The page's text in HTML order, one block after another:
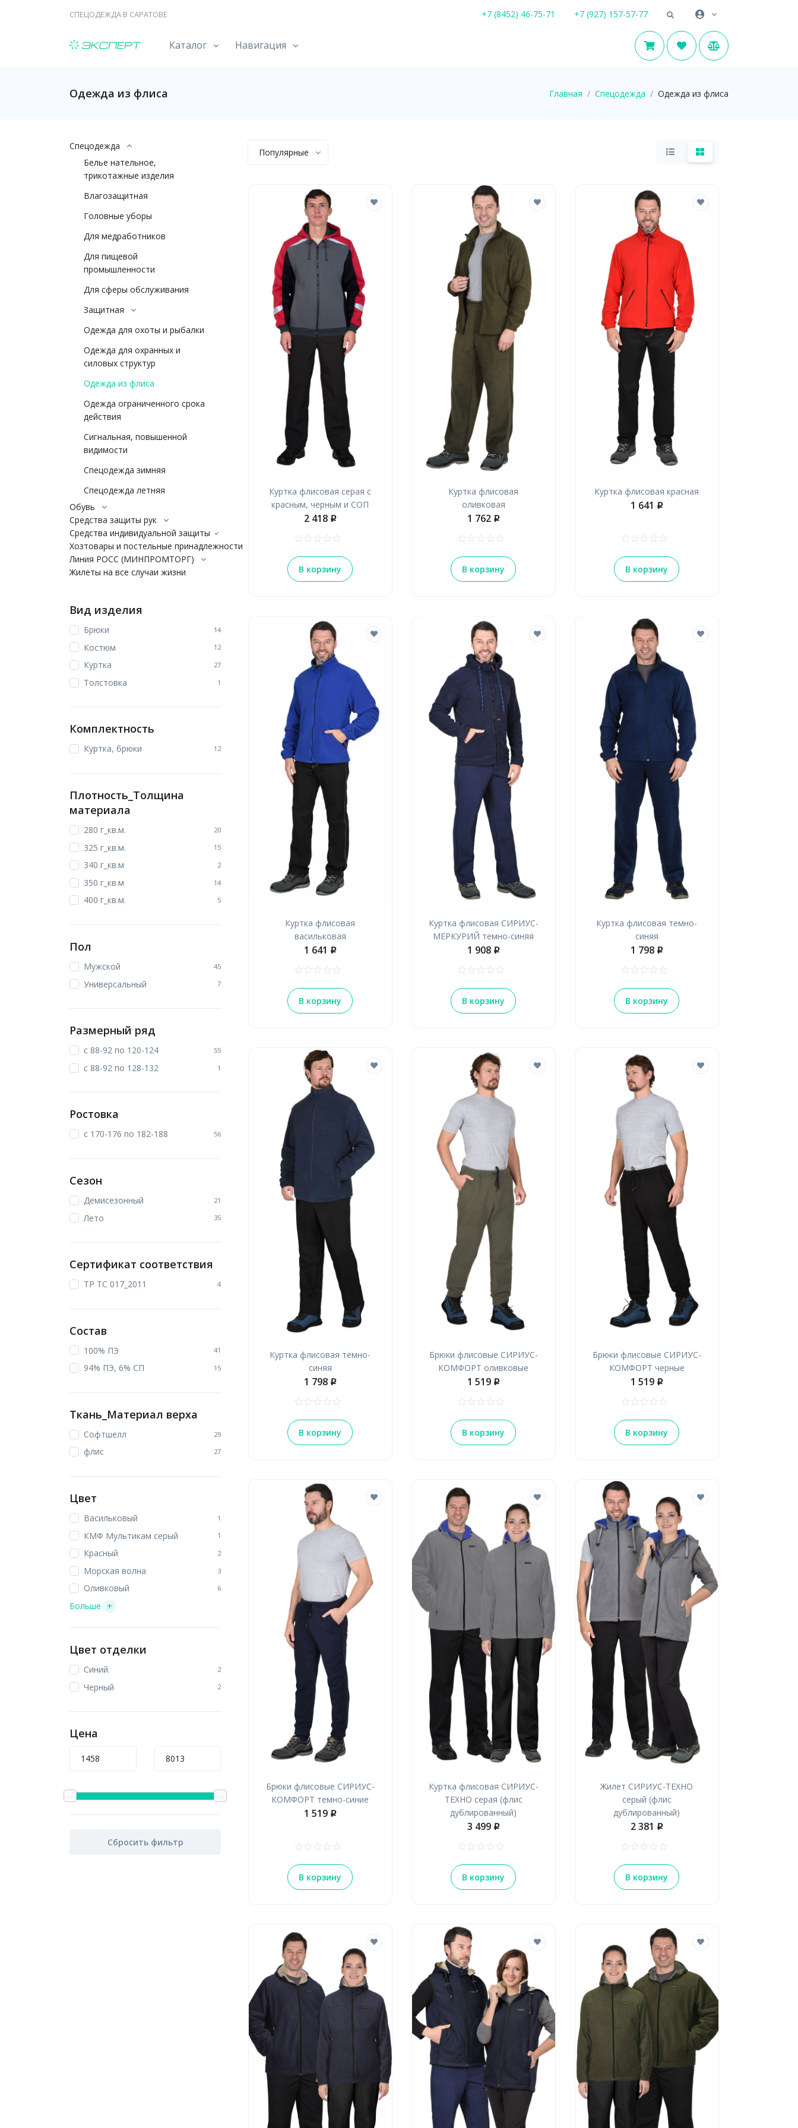
СПЕЦОДЕЖДА В САРАТОВЕ +7 (8452) 46-75-71 +7 (927) 157-57-77
Каталог Навигация
Одежда из флиса Главная Спецодежда Одежда из флиса
Спецодежда
Белье нательное,
трикотажные изделия
Влагозащитная
Головные уборы
Для медработников
Для пищевой
промышленности
Для сферы обслуживания
Защитная
Одежда для охоты и рыбалки
Одежда для охранных и
силовых структур
Одежда из флиса
Одежда ограниченного срока
действия
Сигнальная, повышенной
видимости
Спецодежда зимняя
Спецодежда летняя
Обувь
Средства защиты рук
Средства индивидуальной защиты
Хозтовары и постельные принадлежности
Линия РОСС (МИНПРОМТОРГ)
Жилеты на все случаи жизни
Вид изделия
Брюки 14
Костюм 12
Куртка 27
Толстовка 1
Комплектность
Куртка, брюки 12
Плотность_Толщина
материала
280 г_кв.м. 20
325 г_кв.м. 15
340 г_кв.м 2
350 г_кв.м 14
400 г_кв.м. 5
Пол
Мужской 45
Универсальный 7
Размерный ряд
с 88-92 по 120-124 55
с 88-92 по 128-132 1
Ростовка
с 170-176 по 182-188 56
Сезон
Демисезонный 21
Лето 35
Сертификат соответствия
ТР ТС 017_2011 4
Состав
100% ПЭ 41
94% ПЭ, 6% СП 15
Ткань_Материал верха
Софтшелл 29
флис 27
Цвет
Васильковый 1
КМФ Мультикам серый 1
Красный 2
Морская волна 3
Оливковый 6
Больше +
Цвет отделки
Синий. 2
Черный 2
Цена
Сбросить фильтр
Популярные
Куртка флисовая серая с
красным, черным и СОП
2 418 p
В корзину
Куртка флисовая
оливковая
1 762 p
В корзину
Куртка флисовая красная
1 641 p
В корзину
Куртка флисовая
васильковая
1 641 p
В корзину
Куртка флисовая СИРИУС-
МЕРКУРИЙ темно-синяя
1 908 p
В корзину
Куртка флисовая темно-
синяя
1 798 p
В корзину
Куртка флисовая темно-
синяя
1 798 p
В корзину
Брюки флисовые СИРИУС-
КОМФОРТ оливковые
1 519 p
В корзину
Брюки флисовые СИРИУС-
КОМФОРТ черные
1 519 p
В корзину
Брюки флисовые СИРИУС-
КОМФОРТ темно-синие
1 519 p
В корзину
Куртка флисовая СИРИУС-
ТЕХНО серая (флис
дублированный)
3 499 p
В корзину
Жилет СИРИУС-ТЕХНО
серый (флис
дублированный)
2 381 p
В корзину